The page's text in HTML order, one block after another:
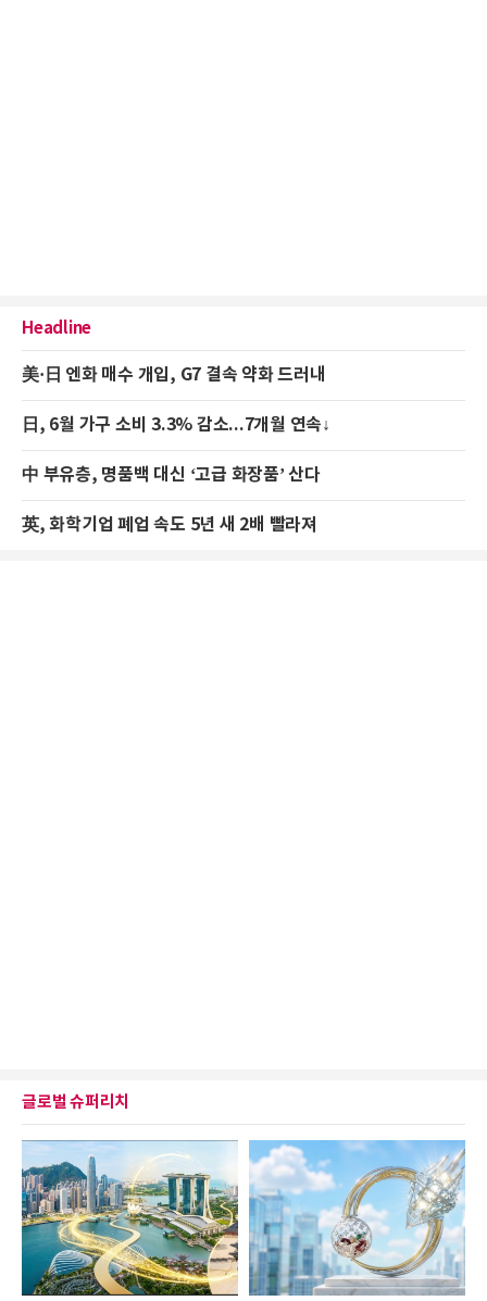
Headline
美·日 엔화 매수 개입, G7 결속 약화 드러내
日, 6월 가구 소비 3.3% 감소...7개월 연속↓
中 부유층, 명품백 대신 ‘고급 화장품’ 산다
英, 화학기업 폐업 속도 5년 새 2배 빨라져
글로벌 슈퍼리치